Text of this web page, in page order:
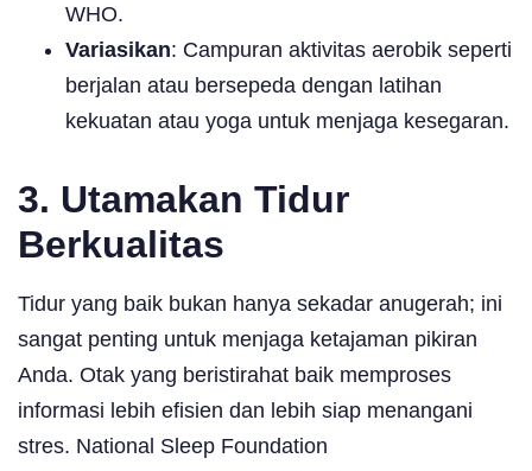
WHO.
Variasikan: Campuran aktivitas aerobik seperti
berjalan atau bersepeda dengan latihan
kekuatan atau yoga untuk menjaga kesegaran.
3. Utamakan Tidur
Berkualitas
Tidur yang baik bukan hanya sekadar anugerah; ini
sangat penting untuk menjaga ketajaman pikiran
Anda. Otak yang beristirahat baik memproses
informasi lebih efisien dan lebih siap menangani
stres. National Sleep Foundation